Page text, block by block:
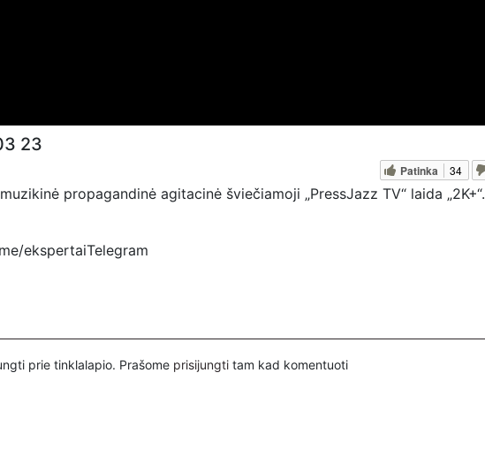
23
Patinka 34
propagandinė agitacinė šviečiamoji „PressJazz TV“ laida „2K+“.
ekspertaiTelegram
pressjazztv
ekspertai
prie tinklalapio. Prašome prisijungti tam kad komentuoti